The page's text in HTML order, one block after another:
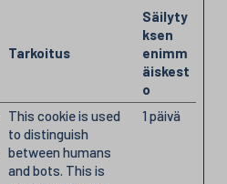
Tarkoitus
Säilyty
ksen
enimm
äiskest
o
This cookie is used
to distinguish
between humans
and bots. This is
1 päivä